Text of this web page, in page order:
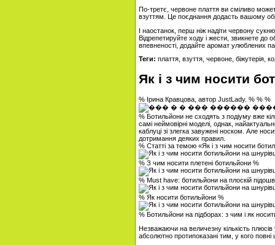
По-третє, червоне плаття ви сміливо
взуттям. Це поєднання додасть вашому
І наостанок, перш ніж надіти червону
Відрепетируйте ходу і жести, звикнете до
впевненості, додайте аромат улюблених
Теги: плаття, взуття, червоне, біжутерія,
Як і з чим носити
% Ірина Кравцова, автор JustLady. % % %
% Ботильйони не сходять з подіуму вже
самі неймовірні моделі, однак,
каблуці зі злегка завужені носком. Але
дотримання деяких правил.
% Статті за темою «Як і з чим носити
% З чим носити плетені ботильйони %
% Must have: ботильйони на плоскій
% Як носити ботильйони %
% Ботильйони на підборах: з чим і як
Незважаючи на величезну кількість плюсів
абсолютно протипоказані тим, у кого повні